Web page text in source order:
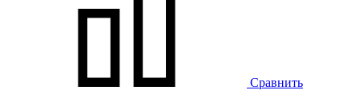
Сравнить